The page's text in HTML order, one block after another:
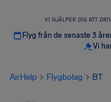
VI HJÄLPER DIG ATT
Flyg från de senaste 3
Vi
AirHelp Flygbolag BT